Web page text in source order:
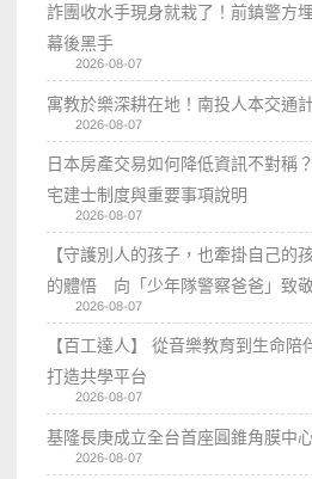
詐團收水手現身就栽了！前鎮警方
幕後黑手
2026-08-07
寓教於樂深耕在地！南投人本交通
2026-08-07
日本房產交易如何降低資訊不對稱
宅建士制度與重要事項說明
2026-08-07
【守護別人的孩子，也牽掛自己的
的體悟 向「少年隊警察爸爸」致敬
2026-08-07
【百工達人】 從音樂教育到生命
打造共學平台
2026-08-07
基隆長庚成立全台首座圓錐角膜中
2026-08-07